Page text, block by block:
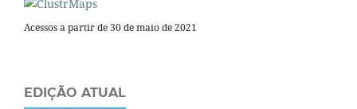
Acessos a partir de 30 de maio de 2021
EDIÇÃO ATUAL